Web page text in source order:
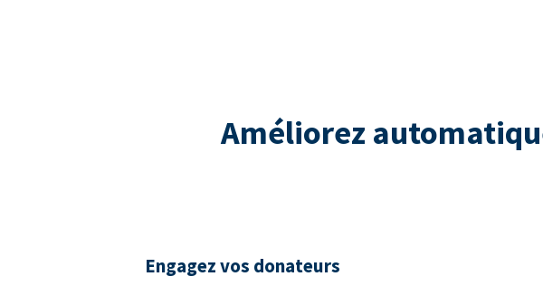
Améliorez
Engagez vos donateurs